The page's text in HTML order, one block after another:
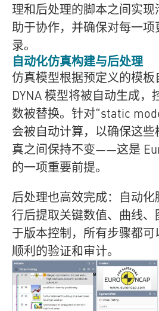
理和后处理的脚本之间实
助于协作，并确保对每一
录。
自动化仿真构建与后处理
仿真模型根据预定义的模板
DYNA 模型将被自动生成，
数被替换。针对“static
会被自动计算，以确保这
真之间保持不变——这是
的一项重要前提。
后处理也高效完成：自动
行后提取关键数值、曲线
于版本控制，所有步骤都
顺利的验证和审计。